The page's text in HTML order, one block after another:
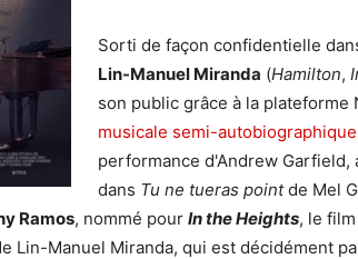
Sorti de façon confidentielle
Lin-Manuel Miranda (Hamilton,
son public grâce à la plateforme
musicale semi-
performance d'Andrew Garfield,
dans Tu ne tueras pointde Mel
Ramos, nommé pour In the Heights, le
Lin-Manuel Miranda, qui est décidément